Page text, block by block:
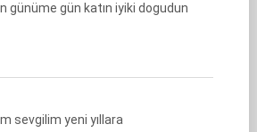
günüme gün katın iyiki dogudun
sevgilim yeni yıllara